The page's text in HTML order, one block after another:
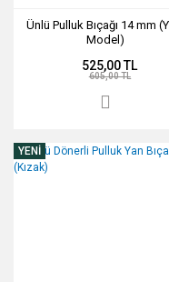
Ünlü Pulluk Bıçağı 14 mm
Model)
525,00 TL
605,00 TL
YENİ